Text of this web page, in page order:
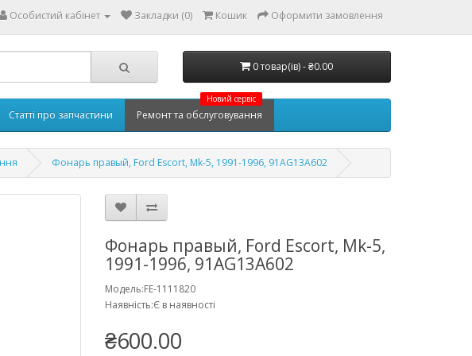
Особистий кабінет Закладки (0) Кошик Оформити замовлення
0 товар(ів) - ₴0.00
Статті про запчастини
Новий сервіс
Ремонт та обслуговування
Фонарь правый, Ford Escort, Mk-5, 1991-1996, 91AG13A602
Фонарь правый, Ford Escort, Mk-5,
1991-1996, 91AG13A602
Модель:FE-1111820
Наявність:Є в наявності
₴600.00